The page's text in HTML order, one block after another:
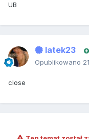
UB
latek23
Opublikowano
close